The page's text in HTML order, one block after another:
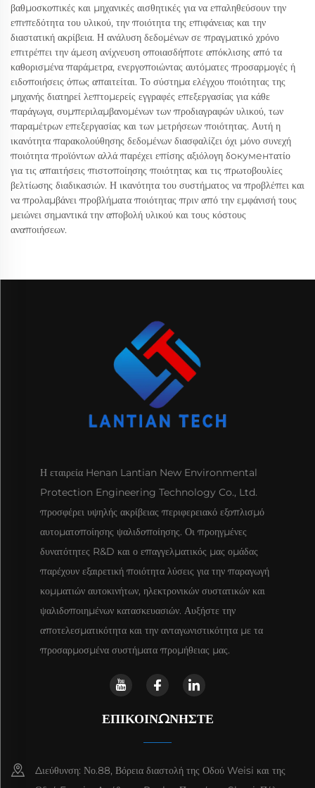
βαθμοσκοπικές και μηχανικές αισθητικές για να επαληθεύσουν την
επιπεδότητα του υλικού, την ποιότητα της επιφάνειας και την
διαστατική ακρίβεια. Η ανάλυση δεδομένων σε πραγματικό χρόνο
επιτρέπει την άμεση ανίχνευση οποιασδήποτε απόκλισης από τα
καθορισμένα παράμετρα, ενεργοποιώντας αυτόματες προσαρμογές ή
ειδοποιήσεις όπως απαιτείται. Το σύστημα ελέγχου ποιότητας της
μηχανής διατηρεί λεπτομερείς εγγραφές επεξεργασίας για κάθε
παράγωγα, συμπεριλαμβανομένων των προδιαγραφών υλικού, των
παραμέτρων επεξεργασίας και των μετρήσεων ποιότητας. Αυτή η
ικανότητα παρακολούθησης δεδομένων διασφαλίζει όχι μόνο συνεχή
ποιότητα προϊόντων αλλά παρέχει επίσης αξιόλογη δокументατίο
για τις απαιτήσεις πιστοποίησης ποιότητας και τις πρωτοβουλίες
βελτίωσης διαδικασιών. Η ικανότητα του συστήματος να προβλέπει και
να προλαμβάνει προβλήματα ποιότητας πριν από την εμφάνισή τους
μειώνει σημαντικά την αποβολή υλικού και τους κόστους
αναποιήσεων.
Η εταιρεία Henan Lantian New Environmental
Protection Engineering Technology Co., Ltd.
προσφέρει υψηλής ακρίβειας περιφερειακό εξοπλισμό
αυτοματοποίησης ψαλιδοποίησης. Οι προηγμένες
δυνατότητες R&D και ο επαγγελματικός μας ομάδας
παρέχουν εξαιρετική ποιότητα λύσεις για την παραγωγή
κομματιών αυτοκινήτων, ηλεκτρονικών συστατικών και
ψαλιδοποιημένων κατασκευασιών. Αυξήστε την
αποτελεσματικότητα και την ανταγωνιστικότητα με τα
προσαρμοσμένα συστήματα προμήθειας μας.
ΕΠΙΚΟΙΝΩΝΉΣΤΕ
Διεύθυνση: Νο.88, Βόρεια διαστολή της Οδού Weisi και της